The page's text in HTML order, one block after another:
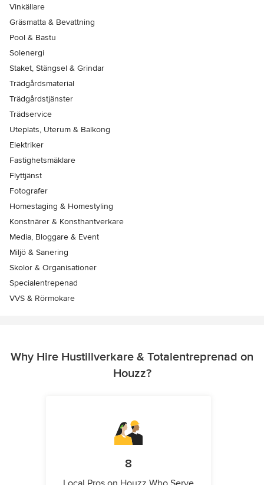
Vinkällare
Gräsmatta & Bevattning
Pool & Bastu
Solenergi
Staket, Stängsel & Grindar
Trädgårdsmaterial
Trädgårdstjänster
Trädservice
Uteplats, Uterum & Balkong
Elektriker
Fastighetsmäklare
Flyttjänst
Fotografer
Homestaging & Homestyling
Konstnärer & Konsthantverkare
Media, Bloggare & Event
Miljö & Sanering
Skolor & Organisationer
Specialentrepenad
VVS & Rörmokare
Why Hire Hustillverkare & Totalentreprenad on
Houzz?
8